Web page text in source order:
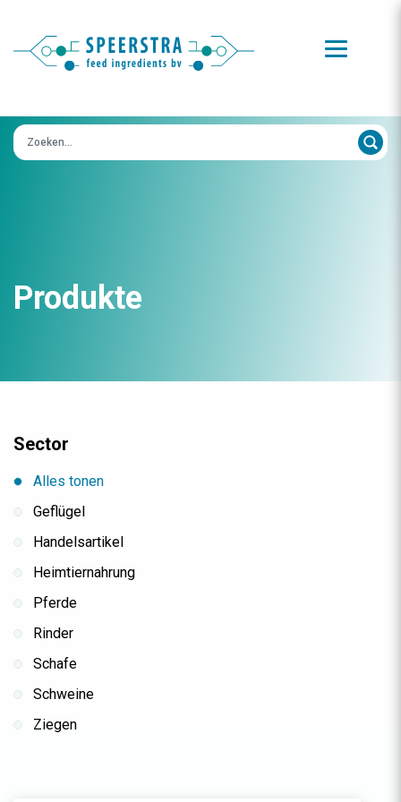
Zoeken op:
Produkte
Sector
Alles tonen
Geflügel
Handelsartikel
Heimtiernahrung
Pferde
Rinder
Schafe
Schweine
Ziegen